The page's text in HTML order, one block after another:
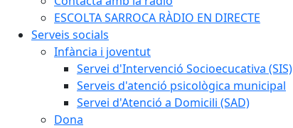
ESCOLTA SARROCA RÀDIO EN DIRECTE
Serveis socials
Infància i joventut
Servei d'Intervenció Socioecucativa (SIS)
Serveis d'atenció psicològica municipal
Servei d'Atenció a Domicili (SAD)
Dona